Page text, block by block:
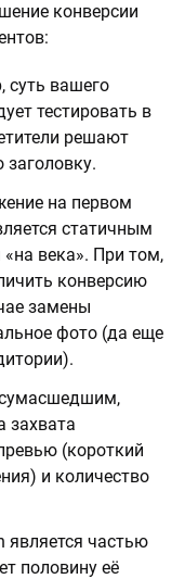
конверсии
суть вашего
тестировать в
решают
заголовку.
на первом
статичным
века». При том,
конверсию
замены
фото (да еще
захвата
(короткий
и количество
является частью
половину её